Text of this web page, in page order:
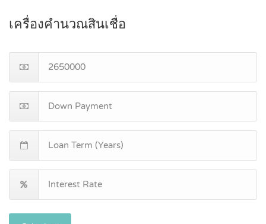
เครื่องคำนวณสินเชื่อ